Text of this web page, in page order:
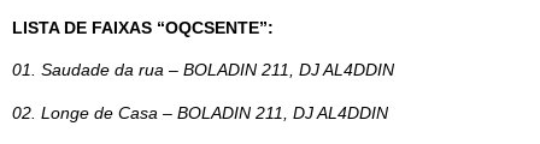
LISTA DE FAIXAS “OQCSENTE”:
01. Saudade da rua – BOLADIN 211, DJ AL4DDIN
02. Longe de Casa – BOLADIN 211, DJ AL4DDIN